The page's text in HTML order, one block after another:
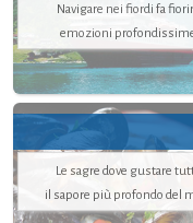
Navigare nei fiordi fa
emozioni
Le sagre dove gustare
il sapore più profondo del